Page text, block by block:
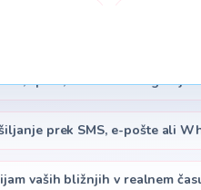
🇸🇰
spola, imena in fotografije
prek SMS, e-pošte ali
vaših bližnjih v realnem